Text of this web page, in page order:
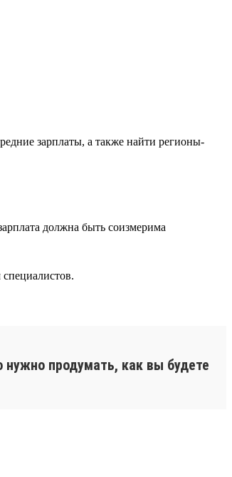
зарплаты, а также найти регионы-
должна быть соизмерима
нужно продумать, как вы будете